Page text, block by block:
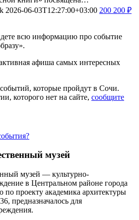
2026-06-03T12:27:00+03:00 200 200 ₽
всю информацию про событие
афиша самых интересных
которые пройдут в Сочи.
которого нет на сайте, сообщите
музей
музей — культурно-
в Центральном районе города
по проекту академика архитектуры
предназначалось для